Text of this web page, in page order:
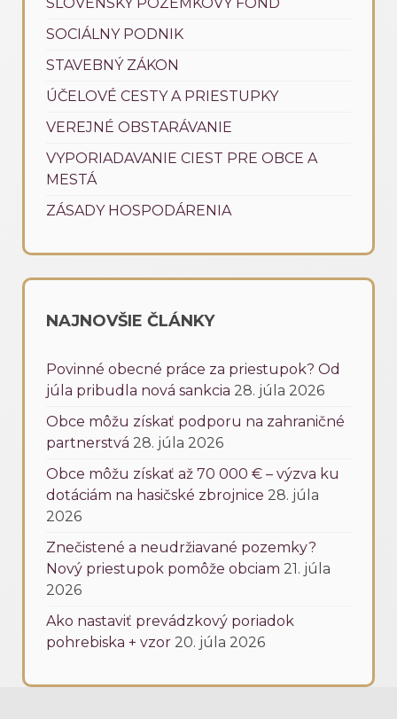
SOCIÁLNY PODNIK
STAVEBNÝ ZÁKON
ÚČELOVÉ CESTY A PRIESTUPKY
VEREJNÉ OBSTARÁVANIE
VYPORIADAVANIE CIEST PRE OBCE A
MESTÁ
ZÁSADY HOSPODÁRENIA
NAJNOVŠIE ČLÁNKY
Povinné obecné práce za priestupok? Od
júla pribudla nová sankcia 28. júla 2026
Obce môžu získať podporu na zahraničné
partnerstvá 28. júla 2026
Obce môžu získať až 70 000 € – výzva ku
dotáciám na hasičské zbrojnice 28. júla
2026
Znečistené a neudržiavané pozemky?
Nový priestupok pomôže obciam 21. júla
2026
Ako nastaviť prevádzkový poriadok
pohrebiska + vzor 20. júla 2026